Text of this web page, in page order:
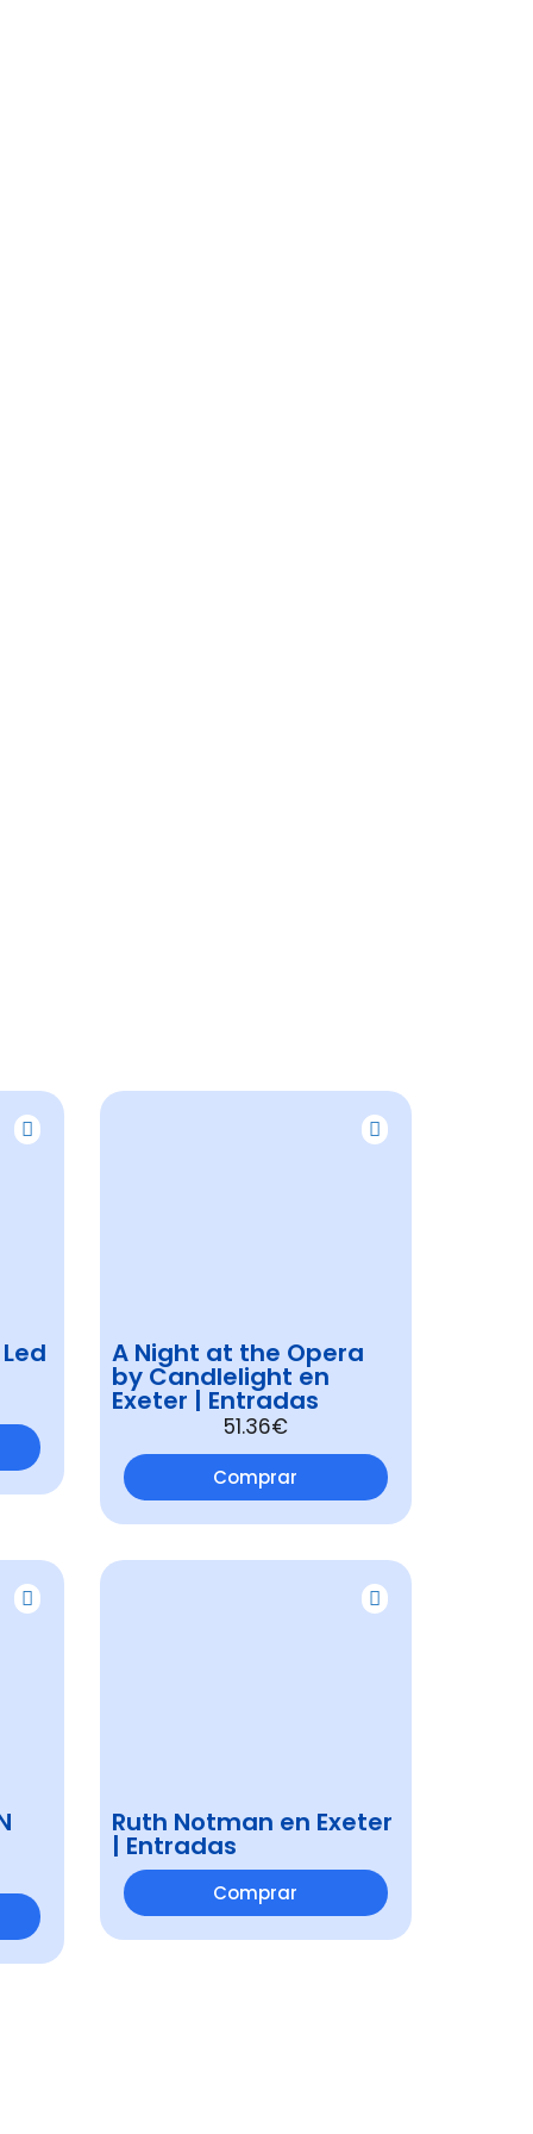
A Night at the Opera
by Candlelight en
Exeter | Entradas
51.36€
Comprar
Ruth Notman en Exeter
| Entradas
Comprar